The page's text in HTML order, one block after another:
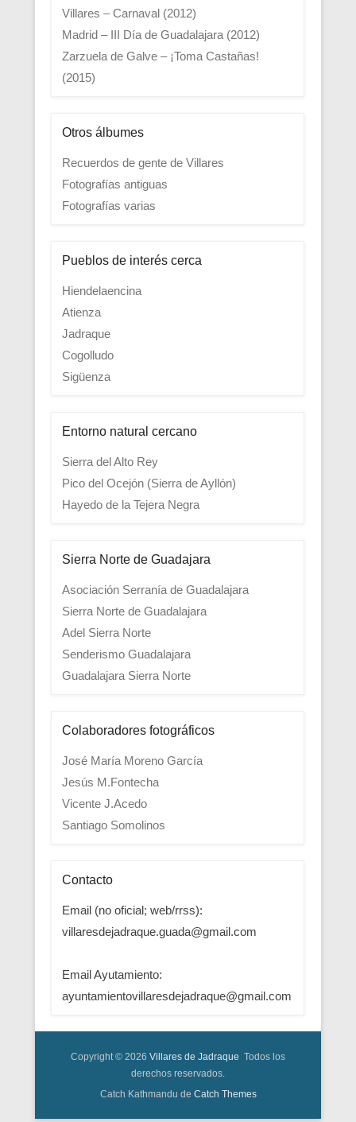
Villares – Carnaval (2012)
Madrid – III Día de Guadalajara (2012)
Zarzuela de Galve – ¡Toma Castañas!
(2015)
Otros álbumes
Recuerdos de gente de Villares
Fotografías antiguas
Fotografías varias
Pueblos de interés cerca
Hiendelaencina
Atienza
Jadraque
Cogolludo
Sigüenza
Entorno natural cercano
Sierra del Alto Rey
Pico del Ocejón (Sierra de Ayllón)
Hayedo de la Tejera Negra
Sierra Norte de Guadajara
Asociación Serranía de Guadalajara
Sierra Norte de Guadalajara
Adel Sierra Norte
Senderismo Guadalajara
Guadalajara Sierra Norte
Colaboradores fotográficos
José María Moreno García
Jesús M.Fontecha
Vicente J.Acedo
Santiago Somolinos
Contacto
Email (no oficial; web/rrss):
villaresdejadraque.guada@gmail.com
Email Ayutamiento:
ayuntamientovillaresdejadraque@gmail.com
Copyright © 2026 Villares de Jadraque Todos los
derechos reservados.
Catch Kathmandu de Catch Themes